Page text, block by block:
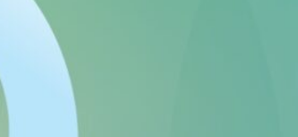
op: 18-08-2025